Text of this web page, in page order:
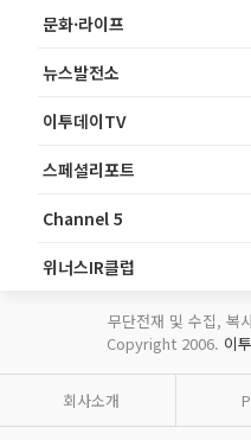
문화·라이프
뉴스발전소
이투데이TV
스페셜리포트
Channel 5
위너스IR클럽
무단전재 및 수집, 복
Copyright 2006. 이
회사소개